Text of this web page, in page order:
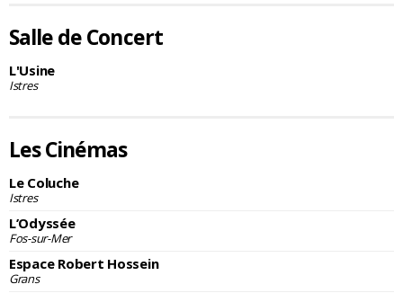
Salle de Concert
L'Usine
Istres
Les Cinémas
Le Coluche
Istres
L’Odyssée
Fos-sur-Mer
Espace Robert Hossein
Grans